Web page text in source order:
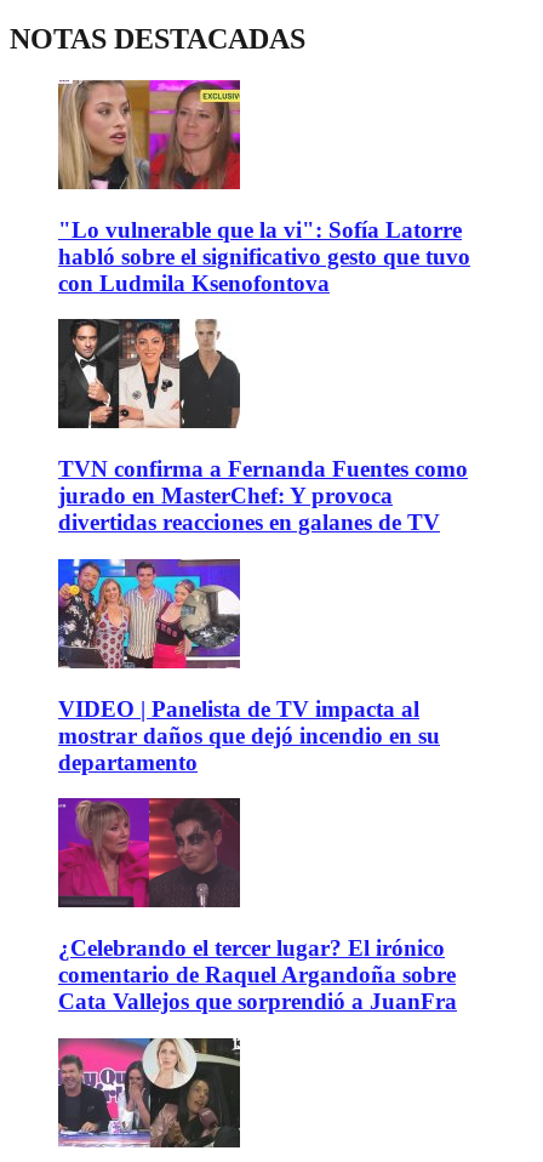
NOTAS DESTACADAS
"Lo vulnerable que la vi": Sofía Latorre
habló sobre el significativo gesto que tuvo
con Ludmila Ksenofontova
TVN confirma a Fernanda Fuentes como
jurado en MasterChef: Y provoca
divertidas reacciones en galanes de TV
VIDEO | Panelista de TV impacta al
mostrar daños que dejó incendio en su
departamento
¿Celebrando el tercer lugar? El irónico
comentario de Raquel Argandoña sobre
Cata Vallejos que sorprendió a JuanFra